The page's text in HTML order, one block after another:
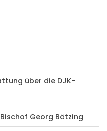
über die DJK-
Georg Bätzing